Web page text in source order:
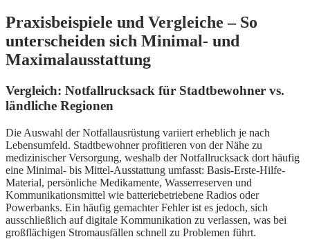
Praxisbeispiele und Vergleiche – So
unterscheiden sich Minimal- und
Maximalausstattung
Vergleich: Notfallrucksack für Stadtbewohner vs.
ländliche Regionen
Die Auswahl der Notfallausrüstung variiert erheblich je nach
Lebensumfeld. Stadtbewohner profitieren von der Nähe zu
medizinischer Versorgung, weshalb der Notfallrucksack dort häufig
eine Minimal- bis Mittel-Ausstattung umfasst: Basis-Erste-Hilfe-
Material, persönliche Medikamente, Wasserreserven und
Kommunikationsmittel wie batteriebetriebene Radios oder
Powerbanks. Ein häufig gemachter Fehler ist es jedoch, sich
ausschließlich auf digitale Kommunikation zu verlassen, was bei
großflächigen Stromausfällen schnell zu Problemen führt.